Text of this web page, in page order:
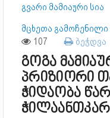
გვარი მამიაური სია
მცხეთა
107 ბეჭდვა
გოგა
პრიზიორი
ჭიდაობა